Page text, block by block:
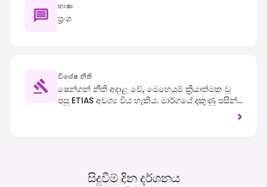
භාෂා
ප්‍රංශ
විශේෂ නීති
ෂෙන්ගන් නීති අදාළ වේ, මෙහෙයුම් ක්‍රියාත්මක වූ
පසු ETIAS අවශ්‍ය විය හැකිය. මාර්ගයේ දකුණු පසින්
>
සිදුවීම් දින දර්ශනය